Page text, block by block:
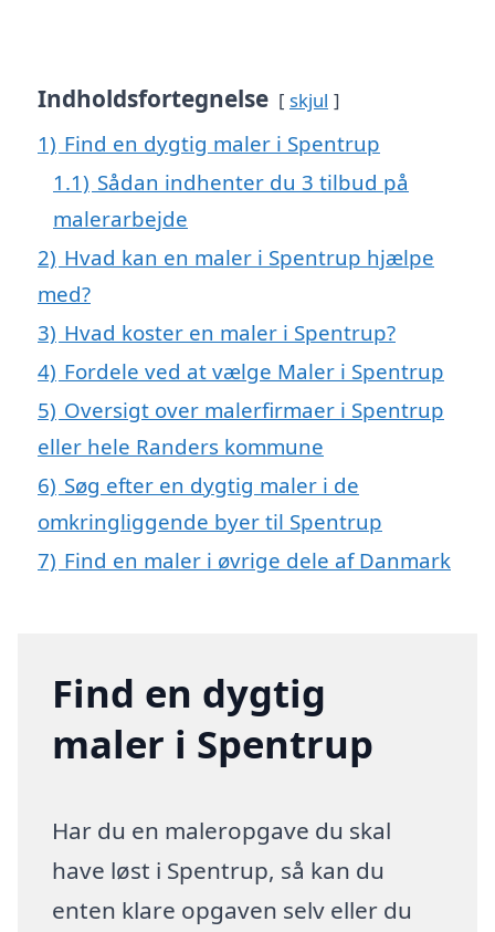
Indholdsfortegnelse skjul
1) Find en dygtig maler i Spentrup
1.1) Sådan indhenter du 3 tilbud på
malerarbejde
2) Hvad kan en maler i Spentrup hjælpe
med?
3) Hvad koster en maler i Spentrup?
4) Fordele ved at vælge Maler i Spentrup
5) Oversigt over malerfirmaer i Spentrup
eller hele Randers kommune
6) Søg efter en dygtig maler i de
omkringliggende byer til Spentrup
7) Find en maler i øvrige dele af Danmark
Find en dygtig
maler i Spentrup
Har du en maleropgave du skal
have løst i Spentrup, så kan du
enten klare opgaven selv eller du